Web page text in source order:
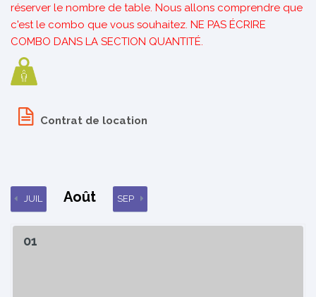
réserver le nombre de table. Nous allons comprendre que
c'est le combo que vous souhaitez. NE PAS ÉCRIRE
COMBO DANS LA SECTION QUANTITÉ.
Contrat de location
JUIL Août SEP
01